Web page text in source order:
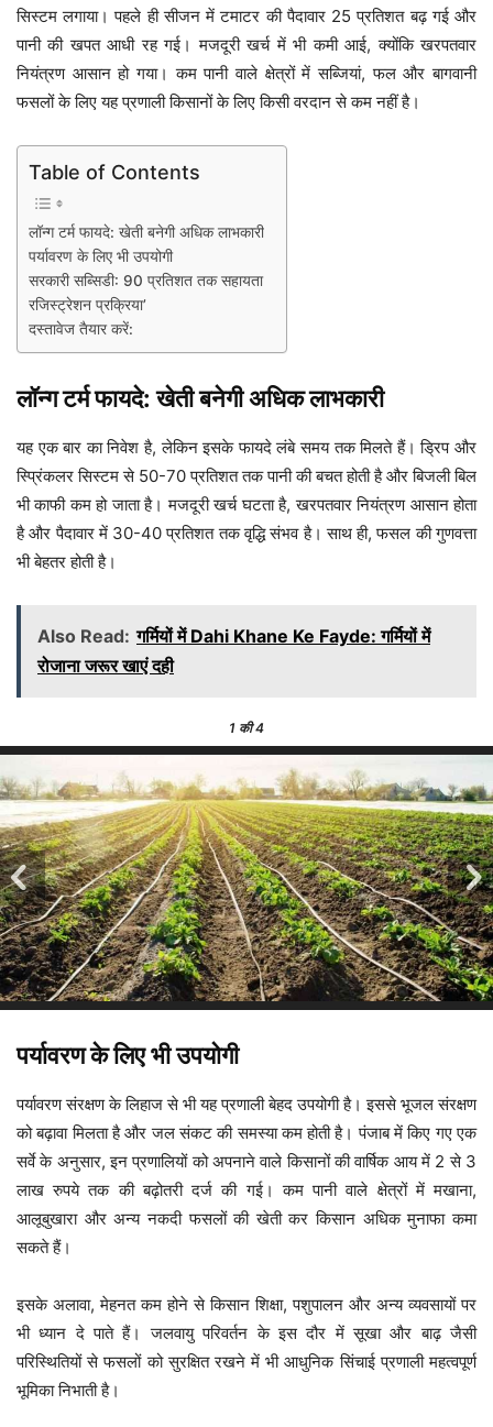
सिस्टम लगाया। पहले ही सीजन में टमाटर की पैदावार 25 प्रतिशत बढ़ गई और
पानी की खपत आधी रह गई। मजदूरी खर्च में भी कमी आई, क्योंकि खरपतवार
नियंत्रण आसान हो गया। कम पानी वाले क्षेत्रों में सब्जियां, फल और बागवानी
फसलों के लिए यह प्रणाली किसानों के लिए किसी वरदान से कम नहीं है।
Table of Contents
लॉन्ग टर्म फायदे: खेती बनेगी अधिक लाभकारी
पर्यावरण के लिए भी उपयोगी
सरकारी सब्सिडी: 90 प्रतिशत तक सहायता
रजिस्ट्रेशन प्रक्रिया’
दस्तावेज तैयार करें:
लॉन्ग टर्म फायदे: खेती बनेगी अधिक लाभकारी
यह एक बार का निवेश है, लेकिन इसके फायदे लंबे समय तक मिलते हैं। ड्रिप और
स्प्रिंकलर सिस्टम से 50-70 प्रतिशत तक पानी की बचत होती है और बिजली बिल
भी काफी कम हो जाता है। मजदूरी खर्च घटता है, खरपतवार नियंत्रण आसान होता
है और पैदावार में 30-40 प्रतिशत तक वृद्धि संभव है। साथ ही, फसल की गुणवत्ता
भी बेहतर होती है।
Also Read: गर्मियों में Dahi Khane Ke Fayde: गर्मियों में
रोजाना जरूर खाएं दही
1 की 4
पर्यावरण के लिए भी उपयोगी
पर्यावरण संरक्षण के लिहाज से भी यह प्रणाली बेहद उपयोगी है। इससे भूजल संरक्षण
को बढ़ावा मिलता है और जल संकट की समस्या कम होती है। पंजाब में किए गए एक
सर्वे के अनुसार, इन प्रणालियों को अपनाने वाले किसानों की वार्षिक आय में 2 से 3
लाख रुपये तक की बढ़ोतरी दर्ज की गई। कम पानी वाले क्षेत्रों में मखाना,
आलूबुखारा और अन्य नकदी फसलों की खेती कर किसान अधिक मुनाफा कमा
सकते हैं।
इसके अलावा, मेहनत कम होने से किसान शिक्षा, पशुपालन और अन्य व्यवसायों पर
भी ध्यान दे पाते हैं। जलवायु परिवर्तन के इस दौर में सूखा और बाढ़ जैसी
परिस्थितियों से फसलों को सुरक्षित रखने में भी आधुनिक सिंचाई प्रणाली महत्वपूर्ण
भूमिका निभाती है।